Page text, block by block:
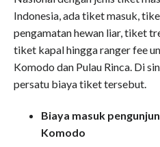
Indonesia, ada tiket masuk,
pengamatan hewan liar, tiket
tiket kapal hingga ranger fee
Komodo dan Pulau Rinca. Di
persatu biaya tiket tersebut.
Biaya masuk
Komodo